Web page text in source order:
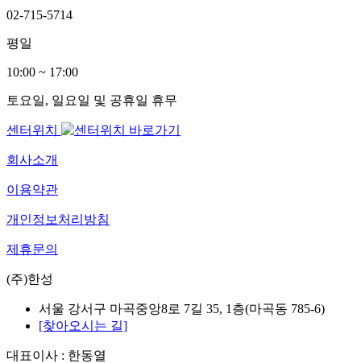
02-715-5714
평일
10:00 ~ 17:00
토요일, 일요일 및 공휴일 휴무
센터위치
회사소개
이용약관
개인정보처리방침
제휴문의
(주)한성
서울 강서구 마곡중앙8로 7길 35, 1층(마곡동 785-6)
[찾아오시는 길]
대표이사 : 한동열